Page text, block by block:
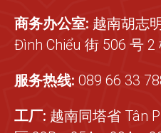
商务办公室: 越南胡志
Đình Chiểu 街 506 号 2
服务热线: 089 66 33
工厂: 越南同塔省 Tân